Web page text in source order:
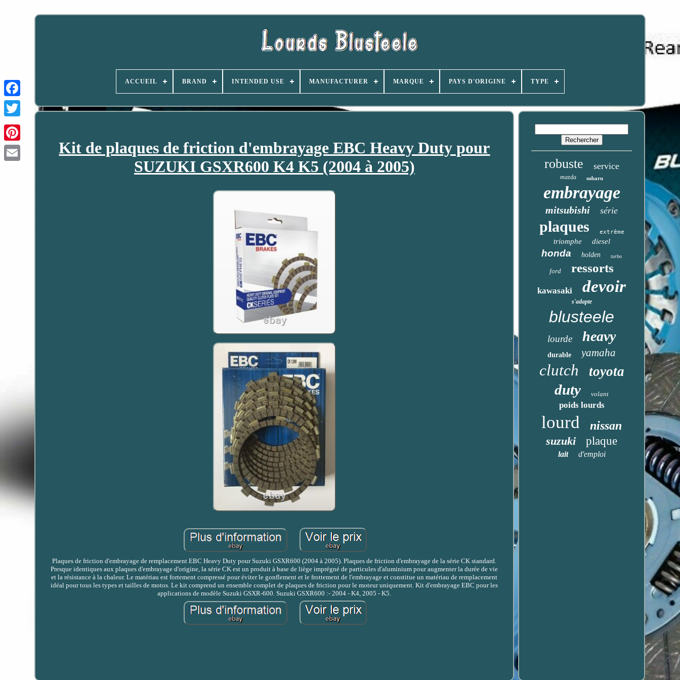
ACCUEIL BRAND INTENDED USE MANUFACTURER MARQUE PAYS D'ORIGINE TYPE
Kit de plaques de friction d'embrayage EBC Heavy Duty pour
SUZUKI GSXR600 K4 K5 (2004 à 2005)
Plaques de friction d'embrayage de remplacement EBC Heavy Duty pour Suzuki GSXR600 (2004 à 2005). Plaques de friction d'embrayage de la série CK standard.
Presque identiques aux plaques d'embrayage d'origine, la série CK est un produit à base de liège imprégné de particules d'aluminium pour augmenter la durée de vie
et la résistance à la chaleur. Le matériau est fortement compressé pour éviter le gonflement et le frottement de l'embrayage et constitue un matériau de remplacement
idéal pour tous les types et tailles de motos. Le kit comprend un ensemble complet de plaques de friction pour le moteur uniquement. Kit d'embrayage EBC pour les
applications de modèle Suzuki GSXR-600. Suzuki GSXR600 :- 2004 - K4, 2005 - K5.
robuste service
mazda subaru
embrayage
mitsubishi série
plaques extrême
triomphe diesel
honda holden turbo
ford ressorts
kawasaki devoir
s'adapte
blusteele
lourde heavy
durable yamaha
clutch toyota
duty volant
poids lourds
lourd nissan
suzuki plaque
lait d'emploi